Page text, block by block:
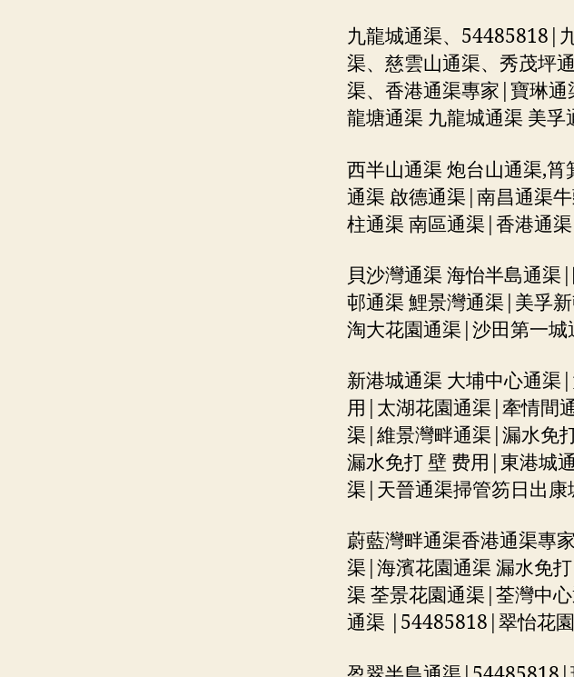
九龍城通渠、54485818|
渠、慈雲山通渠、秀茂坪
渠、香港通渠專家|寶琳通
龍塘通渠 九龍城通渠 美
西半山通渠 炮台山通渠,
通渠 啟德通渠|南昌通渠
柱通渠 南區通渠|香港通
貝沙灣通渠 海怡半島通
邨通渠 鯉景灣通渠|美孚
淘大花園通渠|沙田第一城
新港城通渠 大埔中心通渠
用|太湖花園通渠|牽情間
渠|維景灣畔通渠|漏水免
漏水免打 壁 费用|東港城
渠|天晉通渠掃管笏日出康
蔚藍灣畔通渠香港通渠專
渠|海濱花園通渠 漏水免
渠 荃景花園通渠|荃灣中
通渠 |54485818|翠怡花園